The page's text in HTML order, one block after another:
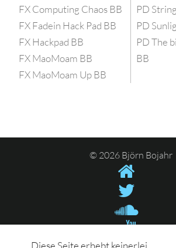
FX Computing Chaos BB
FX Fadein Hack Pad BB
FX Hackpad BB
FX MaoMoam BB
FX MaoMoam Up BB
PD
PD
PD The
BB
© 2026 Björn Bojahr
Diese Seite erhebt keinerlei